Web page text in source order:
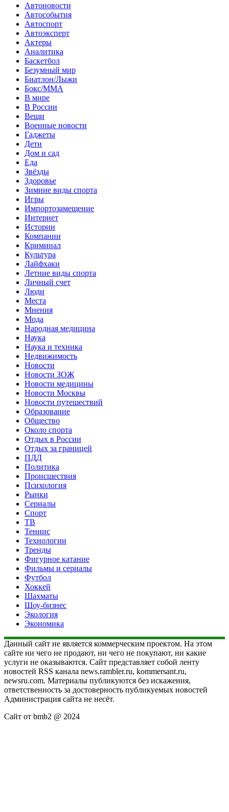
Автоновости
Автособытия
Автоспорт
Автоэксперт
Актеры
Аналитика
Баскетбол
Безумный мир
Биатлон/Лыжи
Бокс/MMA
В мире
В России
Вещи
Военные новости
Гаджеты
Дети
Дом и сад
Еда
Звёзды
Здоровье
Зимние виды спорта
Игры
Импортозамещение
Интернет
Истории
Компании
Криминал
Культура
Лайфхаки
Летние виды спорта
Личный счет
Люди
Места
Мнения
Мода
Народная медицина
Наука
Наука и техника
Недвижимость
Новости
Новости ЗОЖ
Новости медицины
Новости Москвы
Новости путешествий
Образование
Общество
Около спорта
Отдых в России
Отдых за границей
ПДД
Политика
Происшествия
Психология
Рынки
Сериалы
Спорт
ТВ
Теннис
Технологии
Тренды
Фигурное катание
Фильмы и сериалы
Футбол
Хоккей
Шахматы
Шоу-бизнес
Экология
Экономика
Данный сайт не является коммерческим проектом. На этом
сайте ни чего не продают, ни чего не покупают, ни какие
услуги не оказываются. Сайт представляет собой ленту
новостей RSS канала news.rambler.ru, kommersant.ru,
newsru.com. Материалы публикуются без искажения,
ответственность за достоверность публикуемых новостей
Администрация сайта не несёт.
Сайт от bmb2 @ 2024